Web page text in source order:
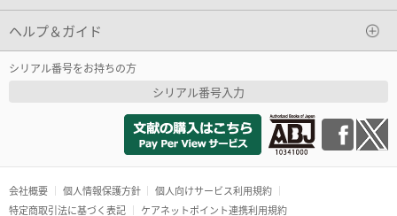
ヘルプ＆ガイド
シリアル番号をお持ちの方
シリアル番号入力
会社概要 個人情報保護方針
個人向けサービス利用規約
特定商取引法に基づく表記
ケアネットポイント連携利用規約